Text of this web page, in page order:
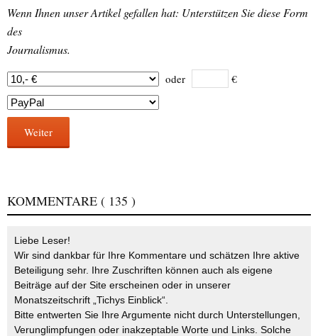
Wenn Ihnen unser Artikel gefallen hat: Unterstützen Sie diese Form
des
Journalismus.
oder €
Weiter
KOMMENTARE ( 135 )
Liebe Leser!
Wir sind dankbar für Ihre Kommentare und schätzen Ihre aktive
Beteiligung sehr. Ihre Zuschriften können auch als eigene
Beiträge auf der Site erscheinen oder in unserer
Monatszeitschrift „Tichys Einblick“.
Bitte entwerten Sie Ihre Argumente nicht durch Unterstellungen,
Verunglimpfungen oder inakzeptable Worte und Links. Solche